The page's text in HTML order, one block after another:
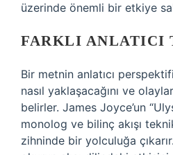
üzerinde önemli bir etkiye
FARKLI ANLATICI
Bir metnin anlatıcı
nasıl yaklaşacağını ve
belirler. James Joyce’un
monolog ve bilinç akışı
zihninde bir yolculuğa